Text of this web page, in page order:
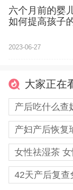
六个月前的婴
如何提高孩子
2023-06-27
大家正在
产后吃什么查
产妇产后恢复
女性祛湿茶
42天产后复查